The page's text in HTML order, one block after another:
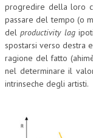
progredire della loro
passare del tempo (o
delproductivity lag
spostarsi verso destra
ragione del fatto
nel determinare il
intrinseche degli artisti.